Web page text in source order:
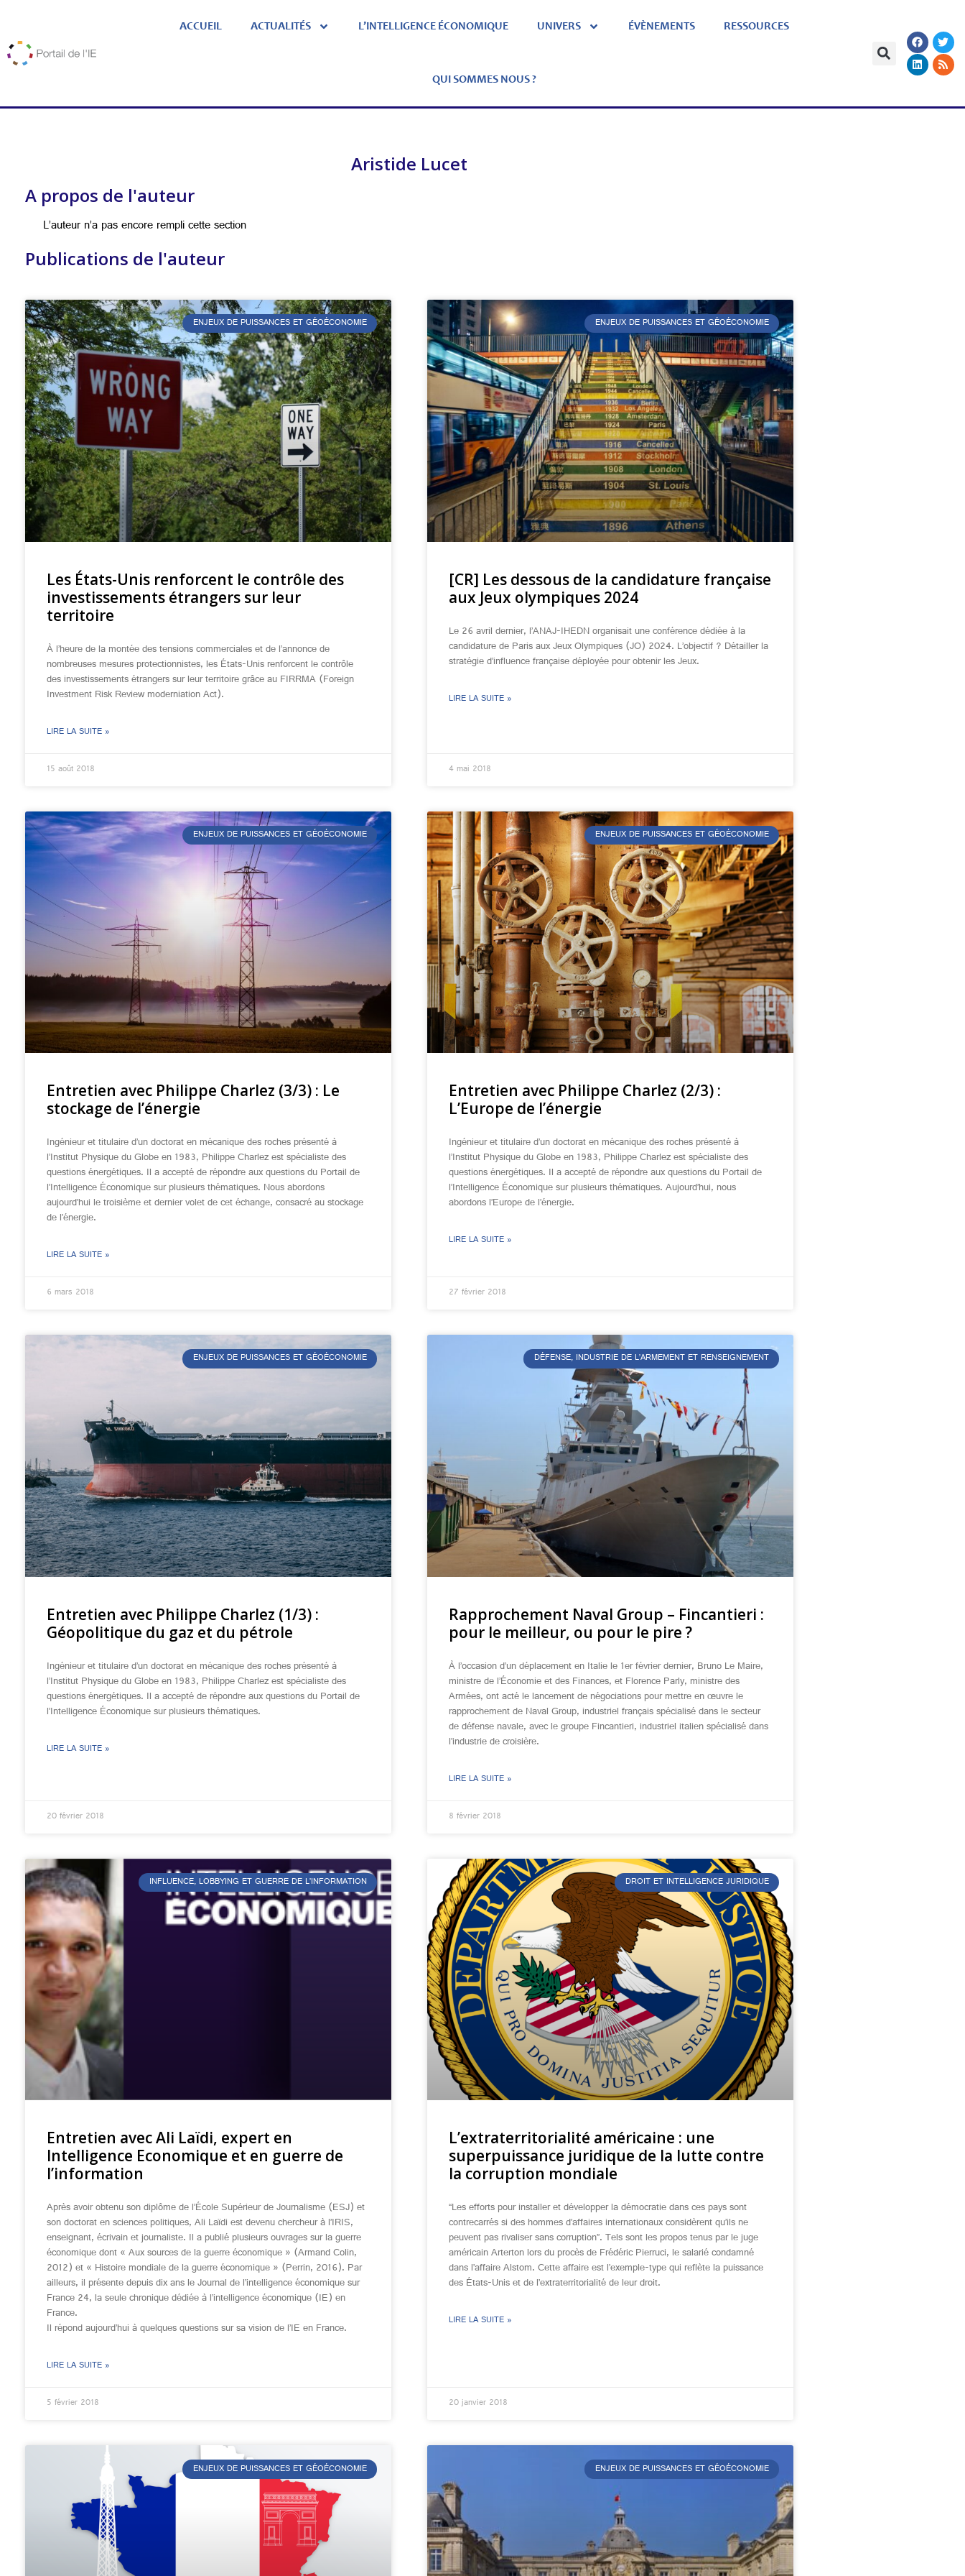
ACCUEIL ACTUALITÉS L’INTELLIGENCE ÉCONOMIQUE UNIVERS ÉVÈNEMENTS RESSOURCES
QUI SOMMES NOUS ?
Aristide Lucet
A propos de l'auteur
L’auteur n’a pas encore rempli cette section
Publications de l'auteur
ENJEUX DE PUISSANCES ET GÉOÉCONOMIE
Les États-Unis renforcent le contrôle des
investissements étrangers sur leur
territoire
À l’heure de la montée des tensions commerciales et de l’annonce de
nombreuses mesures protectionnistes, les États-Unis renforcent le contrôle
des investissements étrangers sur leur territoire grâce au FIRRMA (Foreign
Investment Risk Review moderniation Act).
LIRE LA SUITE »
15 août 2018
ENJEUX DE PUISSANCES ET GÉOÉCONOMIE
[CR] Les dessous de la candidature française
aux Jeux olympiques 2024
Le 26 avril dernier, l’ANAJ-IHEDN organisait une conférence dédiée à la
candidature de Paris aux Jeux Olympiques (JO) 2024. L’objectif ? Détailler la
stratégie d’influence française déployée pour obtenir les Jeux.
LIRE LA SUITE »
4 mai 2018
ENJEUX DE PUISSANCES ET GÉOÉCONOMIE
Entretien avec Philippe Charlez (3/3) : Le
stockage de l’énergie
Ingénieur et titulaire d’un doctorat en mécanique des roches présenté à
l’Institut Physique du Globe en 1983, Philippe Charlez est spécialiste des
questions énergétiques. Il a accepté de répondre aux questions du Portail de
l’Intelligence Économique sur plusieurs thématiques. Nous abordons
aujourd’hui le troisième et dernier volet de cet échange, consacré au stockage
de l’énergie.
LIRE LA SUITE »
6 mars 2018
ENJEUX DE PUISSANCES ET GÉOÉCONOMIE
Entretien avec Philippe Charlez (2/3) :
L’Europe de l’énergie
Ingénieur et titulaire d’un doctorat en mécanique des roches présenté à
l’Institut Physique du Globe en 1983, Philippe Charlez est spécialiste des
questions énergétiques. Il a accepté de répondre aux questions du Portail de
l’Intelligence Économique sur plusieurs thématiques. Aujourd’hui, nous
abordons l’Europe de l’énergie.
LIRE LA SUITE »
27 février 2018
ENJEUX DE PUISSANCES ET GÉOÉCONOMIE
Entretien avec Philippe Charlez (1/3) :
Géopolitique du gaz et du pétrole
Ingénieur et titulaire d’un doctorat en mécanique des roches présenté à
l’Institut Physique du Globe en 1983, Philippe Charlez est spécialiste des
questions énergétiques. Il a accepté de répondre aux questions du Portail de
l’Intelligence Économique sur plusieurs thématiques.
LIRE LA SUITE »
20 février 2018
DÉFENSE, INDUSTRIE DE L’ARMEMENT ET RENSEIGNEMENT
Rapprochement Naval Group – Fincantieri :
pour le meilleur, ou pour le pire ?
À l’occasion d’un déplacement en Italie le 1er février dernier, Bruno Le Maire,
ministre de l’Économie et des Finances, et Florence Parly, ministre des
Armées, ont acté le lancement de négociations pour mettre en œuvre le
rapprochement de Naval Group, industriel français spécialisé dans le secteur
de défense navale, avec le groupe Fincantieri, industriel italien spécialisé dans
l’industrie de croisière.
LIRE LA SUITE »
8 février 2018
INFLUENCE, LOBBYING ET GUERRE DE L’INFORMATION
Entretien avec Ali Laïdi, expert en
Intelligence Economique et en guerre de
l’information
Après avoir obtenu son diplôme de l’École Supérieur de Journalisme (ESJ) et
son doctorat en sciences politiques, Ali Laïdi est devenu chercheur à l’IRIS,
enseignant, écrivain et journaliste. Il a publié plusieurs ouvrages sur la guerre
économique dont « Aux sources de la guerre économique » (Armand Colin,
2012) et « Histoire mondiale de la guerre économique » (Perrin, 2016). Par
ailleurs, il présente depuis dix ans le Journal de l’intelligence économique sur
France 24, la seule chronique dédiée à l’intelligence économique (IE) en
France.
Il répond aujourd’hui à quelques questions sur sa vision de l’IE en France.
LIRE LA SUITE »
5 février 2018
DROIT ET INTELLIGENCE JURIDIQUE
L’extraterritorialité américaine : une
superpuissance juridique de la lutte contre
la corruption mondiale
“Les efforts pour installer et développer la démocratie dans ces pays sont
contrecarrés si des hommes d’affaires internationaux considèrent qu’ils ne
peuvent pas rivaliser sans corruption”. Tels sont les propos tenus par le juge
américain Arterton lors du procès de Frédéric Pierruci, le salarié condamné
dans l’affaire Alstom. Cette affaire est l’exemple-type qui reflète la puissance
des États-Unis et de l’extraterritorialité de leur droit.
LIRE LA SUITE »
20 janvier 2018
ENJEUX DE PUISSANCES ET GÉOÉCONOMIE ENJEUX DE PUISSANCES ET GÉOÉCONOMIE